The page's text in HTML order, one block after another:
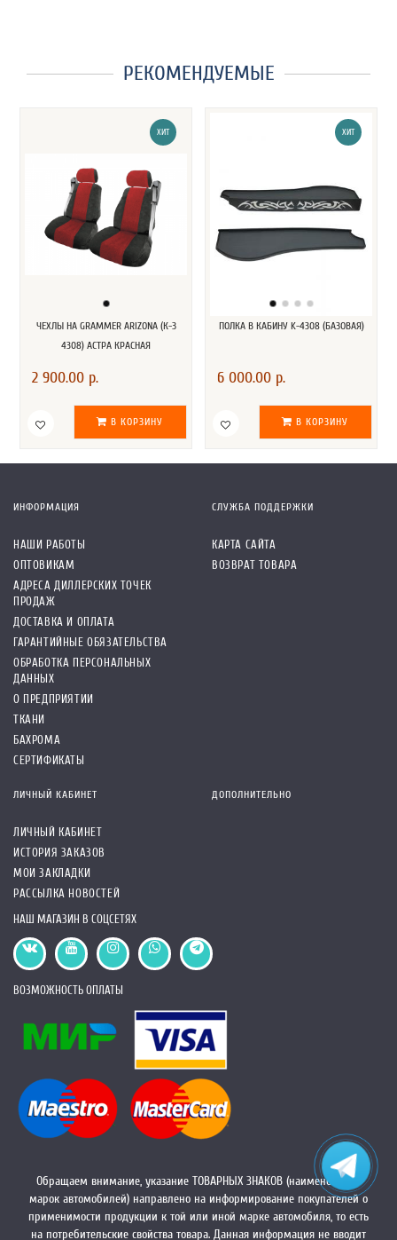
РЕКОМЕНДУЕМЫЕ
ХИТ
ЧЕХЛЫ НА GRAMMER ARIZONA (К-З
4308) АСТРА КРАСНАЯ
2 900.00 р.
В КОРЗИНУ
ХИТ
ПОЛКА В КАБИНУ K-4308 (БАЗОВАЯ)
6 000.00 р.
В КОРЗИНУ
ИНФОРМАЦИЯ
НАШИ РАБОТЫ
ОПТОВИКАМ
АДРЕСА ДИЛЛЕРСКИХ ТОЧЕК
ПРОДАЖ
ДОСТАВКА И ОПЛАТА
ГАРАНТИЙНЫЕ ОБЯЗАТЕЛЬСТВА
ОБРАБОТКА ПЕРСОНАЛЬНЫХ
ДАННЫХ
О ПРЕДПРИЯТИИ
ТКАНИ
БАХРОМА
СЕРТИФИКАТЫ
СЛУЖБА ПОДДЕРЖКИ
КАРТА САЙТА
ВОЗВРАТ ТОВАРА
ЛИЧНЫЙ КАБИНЕТ
ЛИЧНЫЙ КАБИНЕТ
ИСТОРИЯ ЗАКАЗОВ
МОИ ЗАКЛАДКИ
РАССЫЛКА НОВОСТЕЙ
ДОПОЛНИТЕЛЬНО
НАШ МАГАЗИН В СОЦСЕТЯХ
ВОЗМОЖНОСТЬ ОПЛАТЫ
Обращаем внимание, указание ТОВАРНЫХ ЗНАКОВ (наименований
марок автомобилей) направлено на информирование покупателей о
применимости продукции к той или иной марке автомобиля, то есть
на потребительские свойства товара. Данная информация не вводит